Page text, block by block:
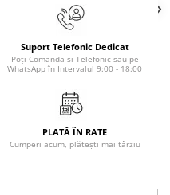
Suport Telefonic Dedicat
Poți Comanda și Telefonic sau pe
WhatsApp în Intervalul 9:00 - 18:00
PLATĂ ÎN RATE
Cumperi acum, plătești mai târziu